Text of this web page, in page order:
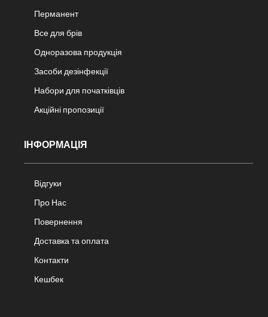
Перманент
Все для брів
Одноразова продукція
Засоби дезінфекції
Набори для початківців
Акційні пропозиції
ІНФОРМАЦІЯ
Відгуки
Про Нас
Повернення
Доставка та оплата
Контакти
Кешбек